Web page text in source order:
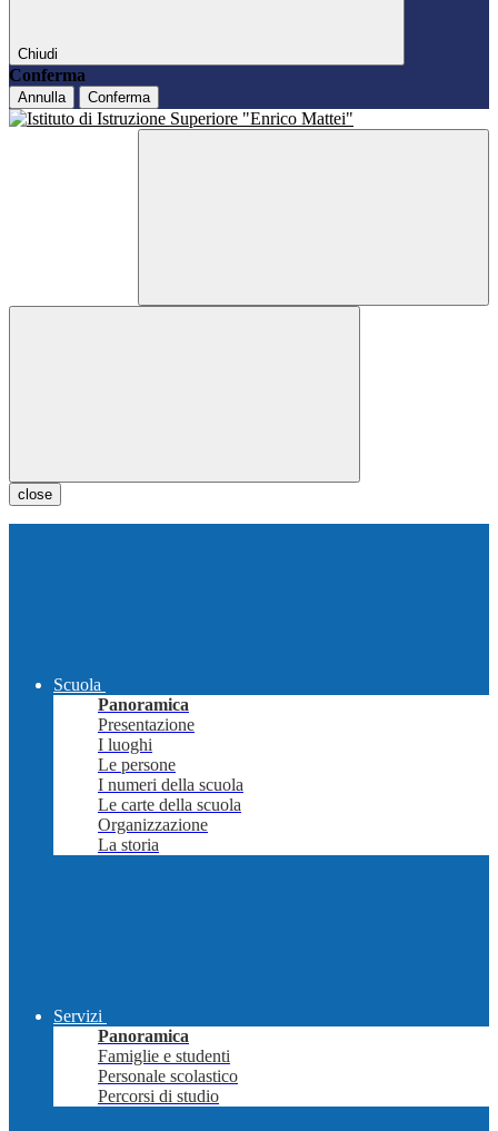
Chiudi
Conferma
Annulla Conferma
close
Scuola
Panoramica
Presentazione
I luoghi
Le persone
I numeri della scuola
Le carte della scuola
Organizzazione
La storia
Servizi
Panoramica
Famiglie e studenti
Personale scolastico
Percorsi di studio